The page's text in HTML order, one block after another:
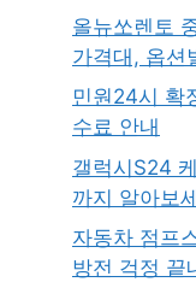
올뉴쏘렌토
가격대, 옵션
민원24시 확
수료 안내
갤럭시S24
까지 알아보
자동차 점프
방전 걱정 끝